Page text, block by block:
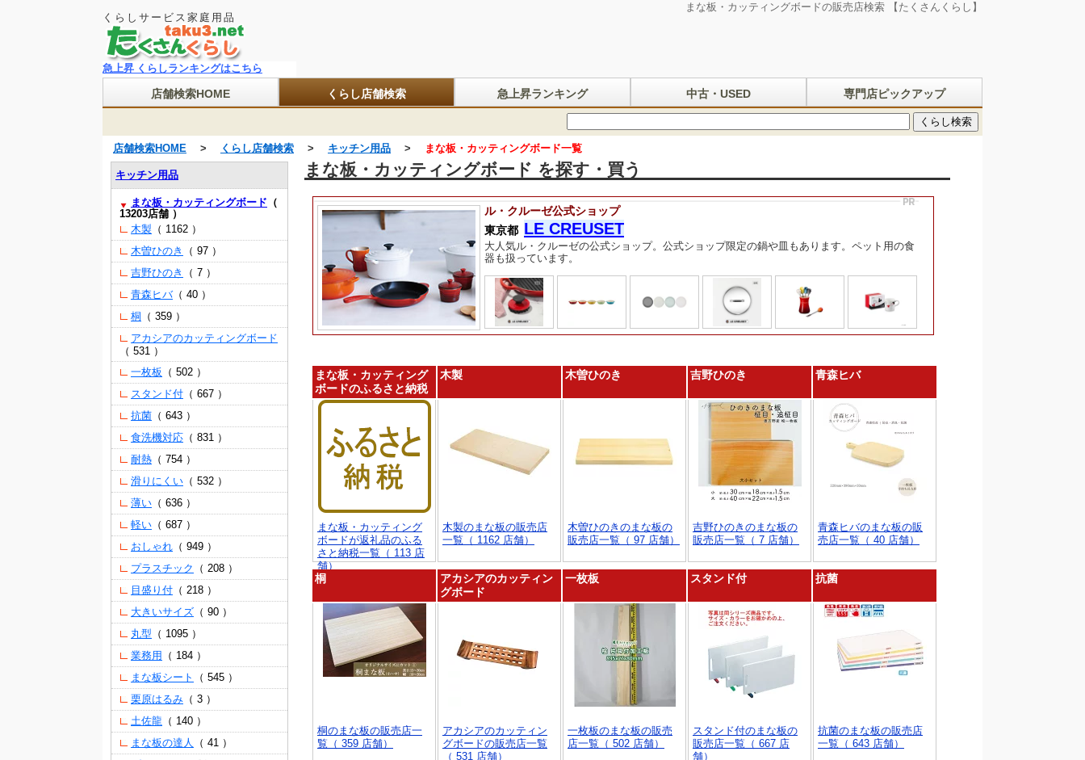
まな板・カッティングボードの販売店検索 【たくさんくらし】
くらしサービス家庭用品
店舗検索HOME くらし店舗検索 急上昇ランキング 中古・USED 専門店ピックアップ
店舗検索HOME > くらし店舗検索 > キッチン用品 > まな板・カッティングボード一覧
まな板・カッティングボード を探す・買う
まな板・カッティング
ボードのふるさと納税
まな板・カッティング
ボードが返礼品のふる
さと納税一覧（ 113 店
舗）
木製
木製のまな板の販売店
一覧（ 1162 店舗）
木曽ひのき
木曽ひのきのまな板の
販売店一覧（ 97 店舗）
吉野ひのき
吉野ひのきのまな板の
販売店一覧（ 7 店舗）
青森ヒバ
青森ヒバのまな板の販
売店一覧（ 40 店舗）
桐
桐のまな板の販売店一
覧（ 359 店舗）
アカシアのカッティン
グボード
アカシアのカッティン
グボードの販売店一覧
（ 531 店舗）
一枚板
一枚板のまな板の販売
店一覧（ 502 店舗）
スタンド付
スタンド付のまな板の
販売店一覧（ 667 店
舗）
抗菌
抗菌のまな板の販売店
一覧（ 643 店舗）
キッチン用品
まな板・カッティングボード （
13203店舗 ）
木製 （ 1162 ）
木曽ひのき （ 97 ）
吉野ひのき （ 7 ）
青森ヒバ（ 40 ）
桐 （ 359 ）
アカシアのカッティングボード
（ 531 ）
一枚板 （ 502 ）
スタンド付 （ 667 ）
抗菌 （ 643 ）
食洗機対応 （ 831 ）
耐熱 （ 754 ）
滑りにくい （ 532 ）
薄い （ 636 ）
軽い （ 687 ）
おしゃれ （ 949 ）
プラスチック （ 208 ）
目盛り付 （ 218 ）
大きいサイズ （ 90 ）
丸型 （ 1095 ）
業務用 （ 184 ）
まな板シート （ 545 ）
栗原はるみ （ 3 ）
土佐龍 （ 140 ）
まな板の達人 （ 41 ）